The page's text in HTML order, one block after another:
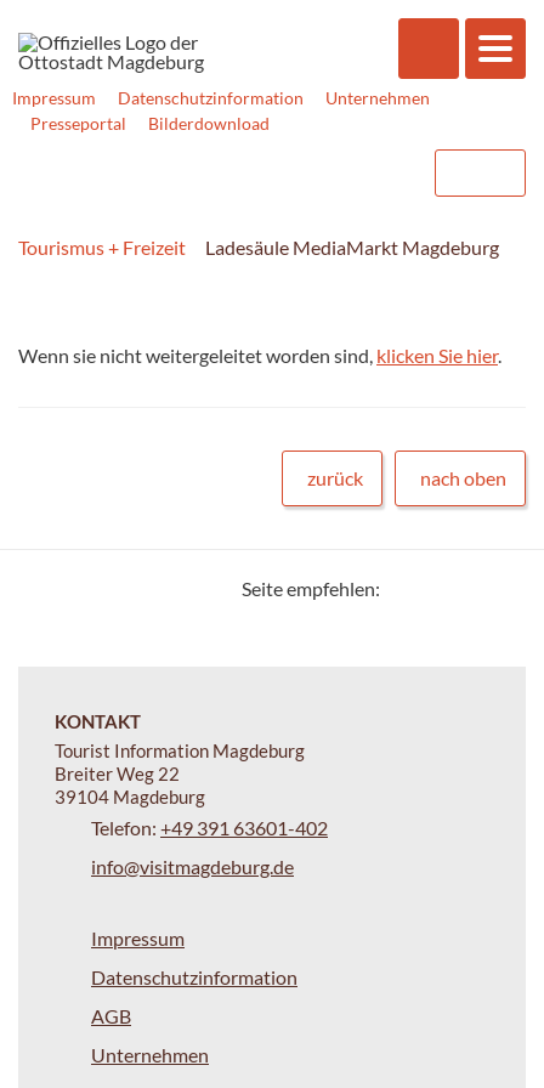
Impressum Datenschutzinformation
Unternehmen
Presseportal
Bilderdownload
Tourismus + Freizeit Ladesäule MediaMarkt Magdeburg
Wenn sie nicht weitergeleitet worden sind, klicken Sie hier.
zurück nach oben
Seite empfehlen:
KONTAKT
Tourist Information Magdeburg
Breiter Weg 22
39104 Magdeburg
Telefon: +49 391 63601-402
info@visitmagdeburg.de
Impressum
Datenschutzinformation
AGB
Unternehmen